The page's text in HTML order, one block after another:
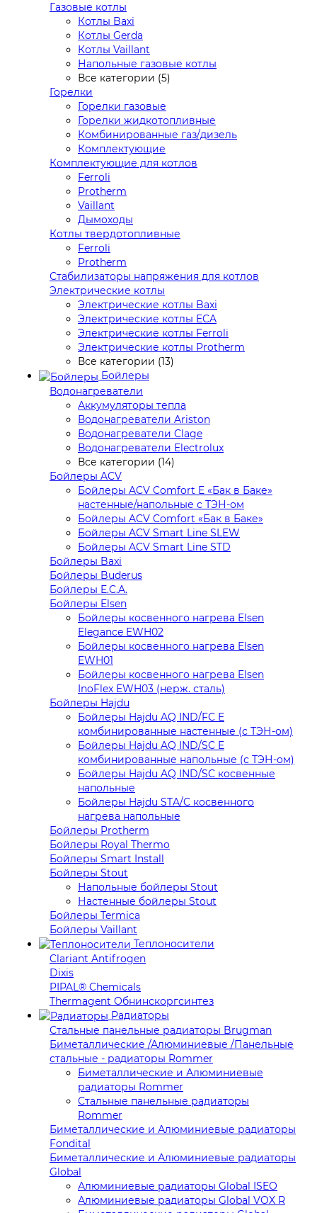
Газовые котлы
Котлы Baxi
Котлы Gerda
Котлы Vaillant
Напольные газовые котлы
Все категории (5)
Горелки
Горелки газовые
Горелки жидкотопливные
Комбинированные газ/дизель
Комплектующие
Комплектующие для котлов
Ferroli
Protherm
Vaillant
Дымоходы
Котлы твердотопливные
Ferroli
Protherm
Стабилизаторы напряжения для котлов
Электрические котлы
Электрические котлы Baxi
Электрические котлы ECA
Электрические котлы Ferroli
Электрические котлы Protherm
Все категории (13)
Бойлеры
Водонагреватели
Аккумуляторы тепла
Водонагреватели Ariston
Водонагреватели Clage
Водонагреватели Electrolux
Все категории (14)
Бойлеры ACV
Бойлеры ACV Comfort E «Бак в Баке»
настенные/напольные c ТЭН-ом
Бойлеры ACV Comfort «Бак в Баке»
Бойлеры ACV Smart Line SLEW
Бойлеры ACV Smart Line STD
Бойлеры Baxi
Бойлеры Buderus
Бойлеры E.C.A.
Бойлеры Elsen
Бойлеры косвенного нагрева Elsen
Elegance EWH02
Бойлеры косвенного нагрева Elsen
EWH01
Бойлеры косвенного нагрева Elsen
InoFlex EWH03 (нерж. сталь)
Бойлеры Hajdu
Бойлеры Hajdu AQ IND/FC E
комбинированные настенные (с ТЭН-ом)
Бойлеры Hajdu AQ IND/SC E
комбинированные напольные (с ТЭН-ом)
Бойлеры Hajdu AQ IND/SC косвенные
напольные
Бойлеры Hajdu STA/C косвенного
нагрева напольные
Бойлеры Protherm
Бойлеры Royal Thermo
Бойлеры Smart Install
Бойлеры Stout
Напольные бойлеры Stout
Настенные бойлеры Stout
Бойлеры Termica
Бойлеры Vaillant
Теплоносители
Clariant Antifrogen
Dixis
PIPAL® Chemicals
Thermagent Обнинскоргсинтез
Радиаторы
Стальные панельные радиаторы Brugman
Биметаллические /Алюминиевые /Панельные
стальные - радиаторы Rommer
Биметаллические и Алюминиевые
радиаторы Rommer
Стальные панельные радиаторы
Rommer
Биметаллические и Алюминиевые радиаторы
Fondital
Биметаллические и Алюминиевые радиаторы
Global
Алюминиевые радиаторы Global ISEO
Алюминиевые радиаторы Global VOX R